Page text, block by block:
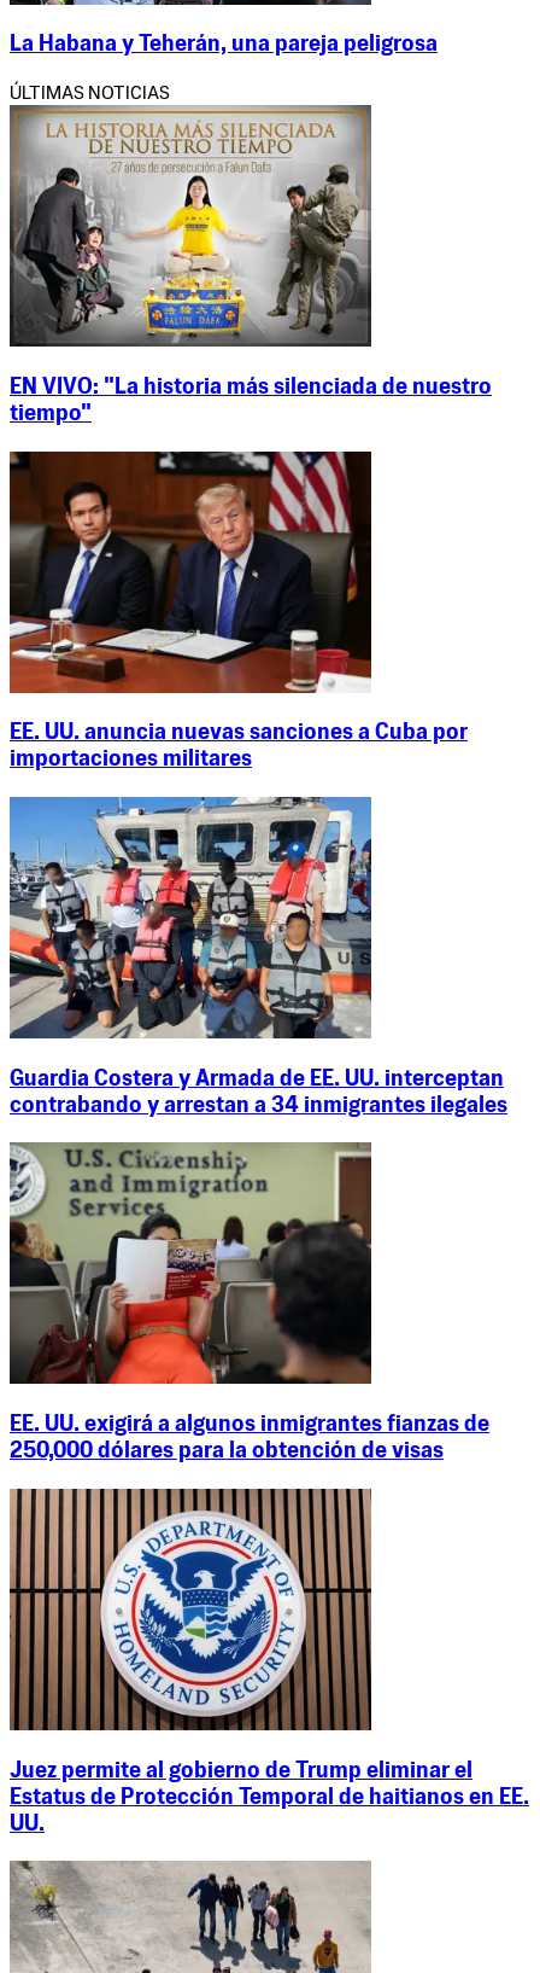
La Habana y Teherán, una pareja peligrosa
ÚLTIMAS NOTICIAS
EN VIVO: "La historia más silenciada de nuestro
tiempo"
EE. UU. anuncia nuevas sanciones a Cuba por
importaciones militares
Guardia Costera y Armada de EE. UU. interceptan
contrabando y arrestan a 34 inmigrantes ilegales
EE. UU. exigirá a algunos inmigrantes fianzas de
250,000 dólares para la obtención de visas
Juez permite al gobierno de Trump eliminar el
Estatus de Protección Temporal de haitianos en EE.
UU.